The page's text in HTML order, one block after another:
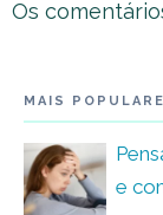
Os
MAIS
e